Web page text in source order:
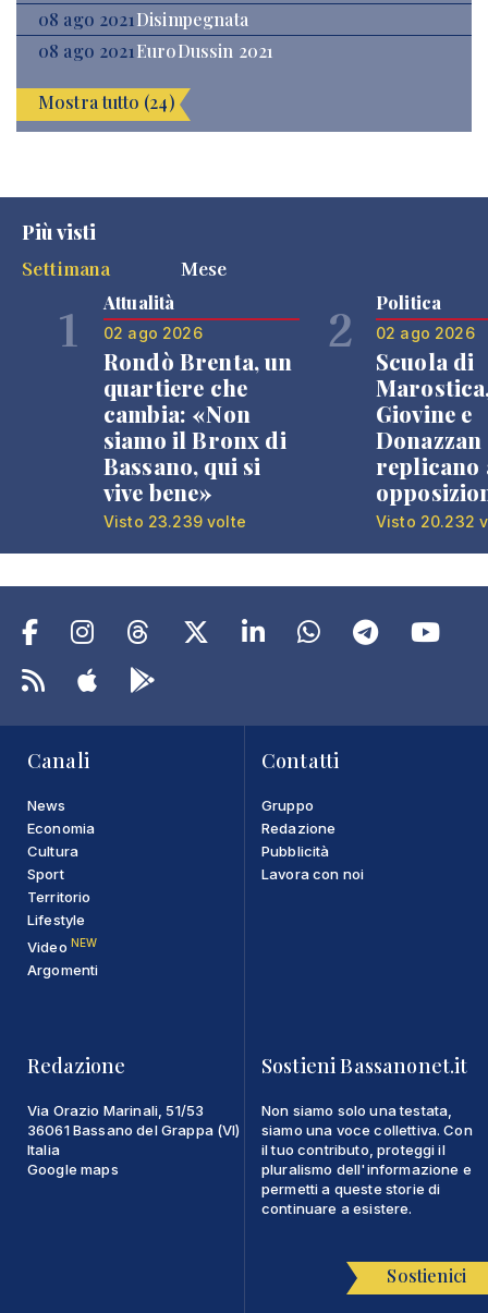
08 ago 2021Disimpegnata
08 ago 2021EuroDussin 2021
Mostra tutto (24)
Più visti
Settimana
Mese
1 Attualità
02 ago 2026
Rondò Brenta, un
quartiere che
cambia: «Non
siamo il Bronx di
Bassano, qui si
vive bene»
Visto 23.239 volte
2 Politica
02 ago 2026
Scuola di
Giovine e
Donazzan
replicano
Visto 20.232
Canali
News
Economia
Cultura
Sport
Territorio
Lifestyle
Video NEW
Argomenti
Contatti
Gruppo
Redazione
Pubblicità
Lavora con noi
Redazione
Via Orazio Marinali, 51/53
36061 Bassano del Grappa (VI)
Italia
Google maps
Sostieni Bassanonet.it
Non siamo solo una testata,
siamo una voce collettiva. Con
il tuo contributo, proteggi il
pluralismo dell'informazione e
permetti a queste storie di
continuare a esistere.
Sostienici